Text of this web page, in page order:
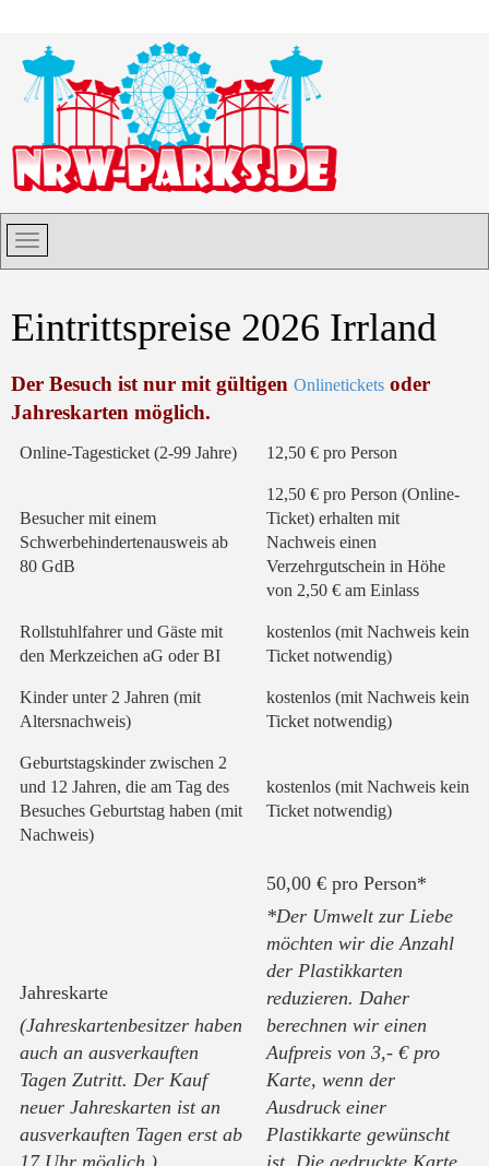
Eintrittspreise 2026 Irrland
Der Besuch ist nur mit gültigen Onlinetickets oder
Jahreskarten möglich.
Online-Tagesticket (2-99 Jahre) 12,50 € pro Person
Besucher mit einem
Schwerbehindertenausweis ab
80 GdB
12,50 € pro Person (Online-
Ticket) erhalten mit
Nachweis einen
Verzehrgutschein in Höhe
von 2,50 € am Einlass
Rollstuhlfahrer und Gäste mit
den Merkzeichen aG oder BI
kostenlos (mit Nachweis kein
Ticket notwendig)
Kinder unter 2 Jahren (mit
Altersnachweis)
kostenlos (mit Nachweis kein
Ticket notwendig)
Geburtstagskinder zwischen 2
und 12 Jahren, die am Tag des
Besuches Geburtstag haben (mit
Nachweis)
kostenlos (mit Nachweis kein
Ticket notwendig)
Jahreskarte
(Jahreskartenbesitzer haben
auch an ausverkauften
Tagen Zutritt. Der Kauf
neuer Jahreskarten ist an
ausverkauften Tagen erst ab
17 Uhr möglich.)
50,00 € pro Person*
*Der Umwelt zur Liebe
möchten wir die Anzahl
der Plastikkarten
reduzieren. Daher
berechnen wir einen
Aufpreis von 3,- € pro
Karte, wenn der
Ausdruck einer
Plastikkarte gewünscht
ist. Die gedruckte Karte